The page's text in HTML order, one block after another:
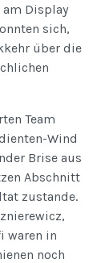
am Display
sich,
über die
Team
Wind
Brise aus
Abschnitt
zustande.
waren in
noch